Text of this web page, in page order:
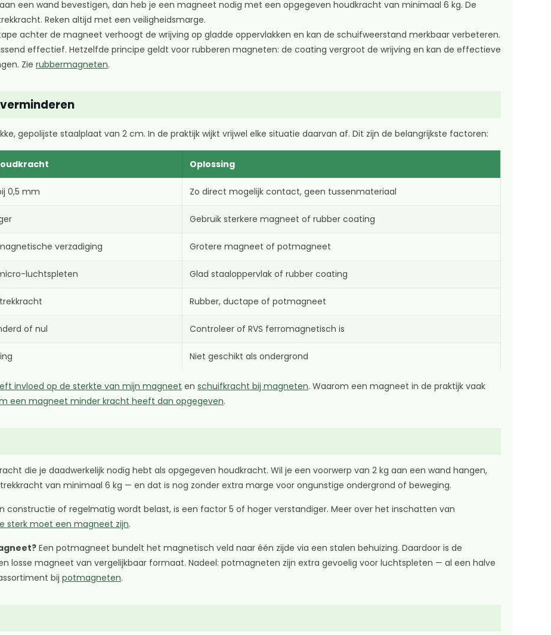
aan een wand bevestigen, dan heb je een magneet nodig met een opgegeven houdkracht van minimaal 6 kg. De
Reken altijd met een veiligheidsmarge.
achter de magneet verhoogt de wrijving op gladde oppervlakken en kan de schuifweerstand merkbaar verbeteren.
effectief. Hetzelfde principe geldt voor rubberen magneten: de coating vergroot de wrijving en kan de effectieve
Zie rubbermagneten.
gepolijste staalplaat van 2 cm. In de praktijk wijkt vrijwel elke situatie daarvan af. Dit zijn de belangrijkste factoren:
Oplossing
0,5 mm Zo direct mogelijk contact, geen tussenmateriaal
Gebruik sterkere magneet of rubber coating
verzadiging Grotere magneet of potmagneet
luchtspleten Glad staaloppervlak of rubber coating
Rubber, ductape of potmagneet
of nul Controleer of RVS ferromagnetisch is
Niet geschikt als ondergrond
invloed op de sterkte van mijn magneet en schuifkracht bij magneten. Waarom een magneet in de praktijk vaak
een magneet minder kracht heeft dan opgegeven.
die je daadwerkelijk nodig hebt als opgegeven houdkracht. Wil je een voorwerp van 2 kg aan een wand hangen,
van minimaal 6 kg — en dat is nog zonder extra marge voor ongunstige ondergrond of beweging.
constructie of regelmatig wordt belast, is een factor 5 of hoger verstandiger. Meer over het inschatten van
sterk moet een magneet zijn.
Een potmagneet bundelt het magnetisch veld naar één zijde via een stalen behuizing. Daardoor is de
losse magneet van vergelijkbaar formaat. Nadeel: potmagneten zijn extra gevoelig voor luchtspleten — al een halve
bij potmagneten.